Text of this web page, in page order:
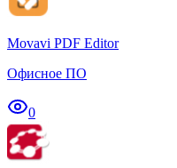
Movavi PDF Editor
Офисное ПО
0